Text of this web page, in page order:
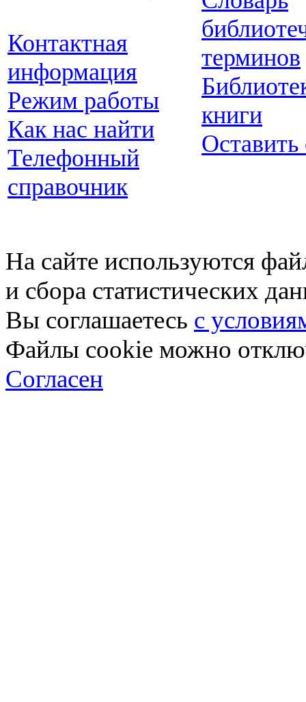
Контактная
информация
Режим работы
Как нас найти
Телефонный
справочник
терминов
книги
Оставить
На сайте используются
и сбора статистических
Вы соглашаетесь с
Файлы cookie можно
Согласен